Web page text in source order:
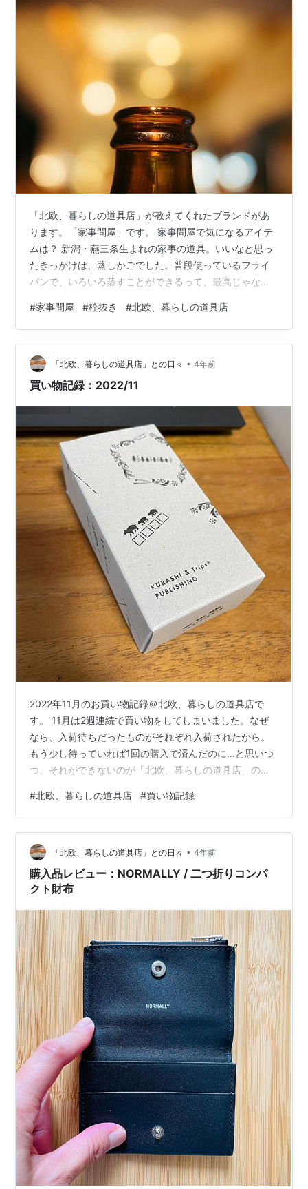
「北欧、暮らしの道具店」が教えてくれたブランドがあ
ります。「家事問屋」です。 家事問屋で気になるアイテ
ムは？ 新潟・燕三条生まれの家事の道具。いいなと思っ
たきっかけは、蒸しかごでした。普段使っているフライ
パンで、いろいろ蒸すことができるって、最高じゃない
う！」で佐藤店長がいろいろなものを蒸しているとお話
ししていたのを聞いて、「蒸す」という調理法に興味を
持ったのです。おうちでおいしく蒸し物が食べれるっ
て、ちょっと魅力的ですよね。 それから、気になったの
は角ザルとシステムバット。 hokuohkurashi.com 四角い
#家事問屋 #栓抜き #北欧、暮らしの道具店
「北欧、暮らしの道具店」との日々 • 4年前
買い物記録：2022/11
2022年11月のお買い物記録＠北欧、暮らしの道具店で
す。 11月は2週連続で買い物をしてしまいました。なぜ
なら、入荷待ちだったものがそれぞれ入荷されたから。
もう少し待っていれば1回の購入で済んだのに…と思いつ
つ、それができないのが「北欧、暮らしの道具店」の魅
回転スタンプ 入荷待ちの1つは、回転スタンプです。
「回転スタンプ」という響きや、それを使う時の所作も
憧れだったアイテム。シンプルであり、あたたかなデザ
インの10柄をみて、これなら私にも使えるかも…。と思
っていました。1回目の入荷の際にはアッという間にSold
outで、2回目の今回こ…
#北欧、暮らしの道具店 #買い物記録
「北欧、暮らしの道具店」との日々 • 4年前
購入品レビュー：NORMALLY / 二つ折りコンパ
クト財布